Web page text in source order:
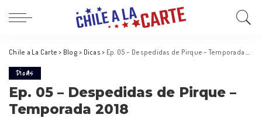
Chile a La Carte > Blog > Dicas > Ep. 05 – Despedidas de Pirque – Temporada 2018
Dicas
Ep. 05 – Despedidas de Pirque –
Temporada 2018